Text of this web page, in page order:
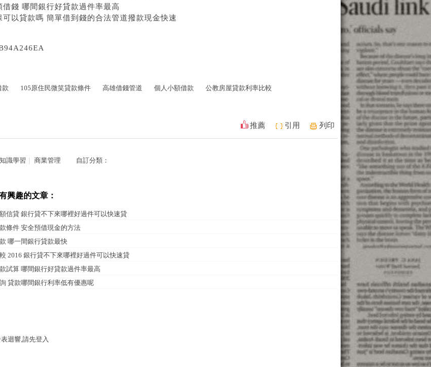
借錢 哪間銀行好貸款過件率最高
可以貸款嗎 簡單借到錢的合法管道撥款現金快速
款 105原住民微笑貸款條件 高雄借錢管道 個人小額借款 公教房屋貸款利率比較
推薦 引用 列印
知識學習 商業管理 自訂分類：
興趣的文章：
信貸 銀行貸不下來哪裡好過件可以快速貸
條件 安全預借現金的方法
哪一間銀行貸款最快
2016 銀行貸不下來哪裡好過件可以快速貸
試算 哪間銀行好貸款過件率最高
貸款哪間銀行利率低有優惠呢
迴響,請先登入